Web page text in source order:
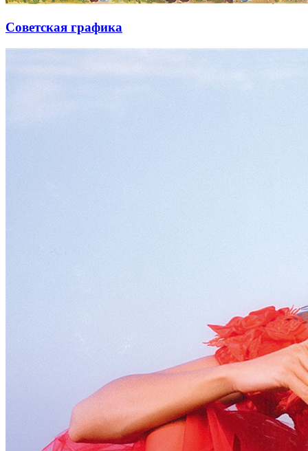
Советская графика